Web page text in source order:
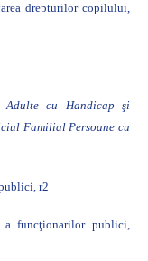
drepturilor copilului,
Adulte cu Handicap şi
Familial Persoane cu
r2
funcţionarilor publici,